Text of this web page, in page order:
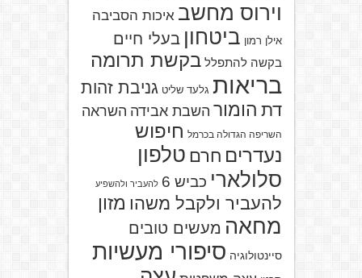
וירוס מחשב איכות הסביבה
אילן רמון ביטחון בעלי חיים
בקשה להתפלל בקשת תרומה
בריאות גלעד שליט גניבת זהות
דת הומור השבת אבידה השראה
השריפה הגדולה בכרמל חיפוש
נעדרים חרם טלפון
סלולארי כביש 6 להעביר ולהשפיע
להעביר ולקבל משהו מזון
מחאה מעשים טובים
סיינטולוגיה סיפורי מעשיות